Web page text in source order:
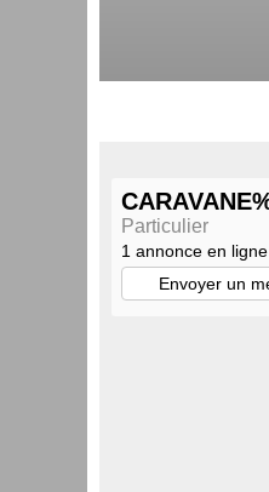
Particulier
1 annonce en ligne
Envoyer un